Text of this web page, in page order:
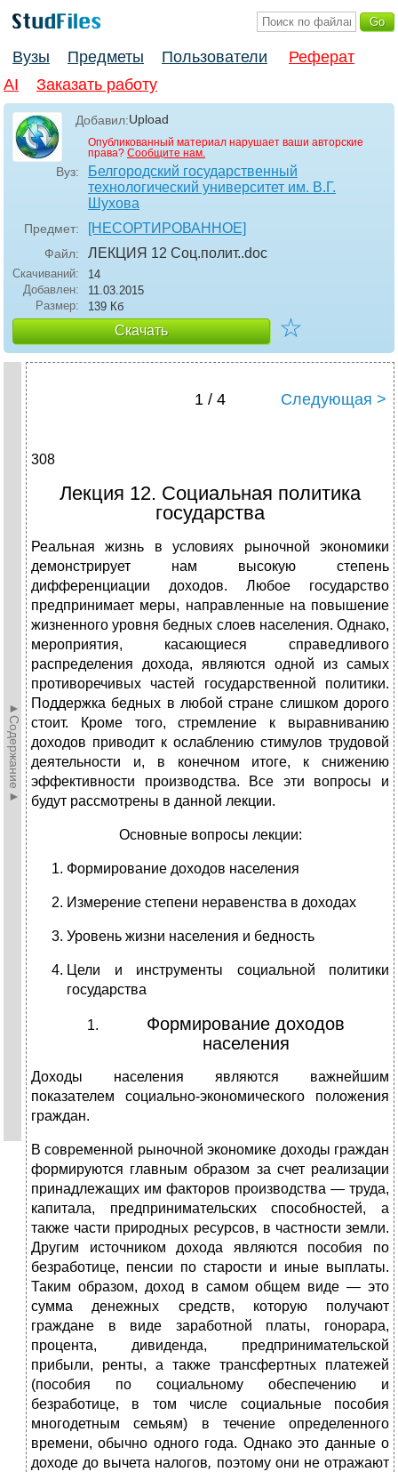
Вузы Предметы Пользователи
Реферат
AI
Заказать работу
Добавил:Upload
Опубликованный материал нарушает ваши авторские
права? Сообщите нам.
Вуз:
Белгородский государственный
технологический университет им. В.Г.
Шухова
Предмет: [НЕСОРТИРОВАННОЕ]
Файл: ЛЕКЦИЯ 12 Соц.полит..doc
Скачиваний:
14
Добавлен:
11.03.2015
Размер:
139 Кб
Скачать ☆
►Содержание►
1 / 4 Следующая >
308
Лекция 12. Социальная политика
государства
Реальная жизнь в условиях рыночной экономики
демонстрирует нам высокую степень
дифференциации доходов. Любое государство
предпринимает меры, направленные на повышение
жизненного уровня бедных слоев населения. Однако,
мероприятия, касающиеся справедливого
распределения дохода, являются одной из самых
противоречивых частей государственной политики.
Поддержка бедных в любой стране слишком дорого
стоит. Кроме того, стремление к выравниванию
доходов приводит к ослаблению стимулов трудовой
деятельности и, в конечном итоге, к снижению
эффективности производства. Все эти вопросы и
будут рассмотрены в данной лекции.
Основные вопросы лекции:
Формирование доходов населения
Измерение степени неравенства в доходах
Уровень жизни населения и бедность
Цели и инструменты социальной политики
государства
Формирование доходов
населения
Доходы населения являются важнейшим
показателем социально-экономического положения
граждан.
В современной рыночной экономике доходы граждан
формируются главным образом за счет реализации
принадлежащих им факторов производства — труда,
капитала, предпринимательских способностей, а
также части природных ресурсов, в частности земли.
Другим источником дохода являются пособия по
безработице, пенсии по старости и иные выплаты.
Таким образом, доход в самом общем виде — это
сумма денежных средств, которую получают
граждане в виде заработной платы, гонорара,
процента, дивиденда, предпринимательской
прибыли, ренты, а также трансфертных платежей
(пособия по социальному обеспечению и
безработице, в том числе социальные пособия
многодетным семьям) в течение определенного
времени, обычно одного года. Однако это данные о
доходе до вычета налогов, поэтому они не отражают